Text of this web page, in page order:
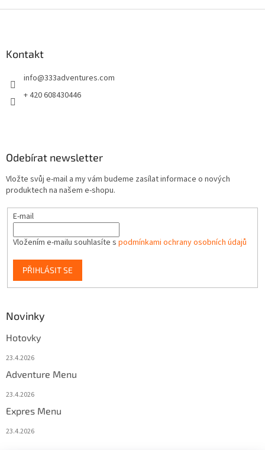
Kontakt
info@333adventures.com
+ 420 608430446
Odebírat newsletter
Vložte svůj e-mail a my vám budeme zasílat informace o nových
produktech na našem e-shopu.
E-mail
Vložením e-mailu souhlasíte s podmínkami ochrany osobních údajů
PŘIHLÁSIT SE
Novinky
Hotovky
23.4.2026
Adventure Menu
23.4.2026
Expres Menu
23.4.2026